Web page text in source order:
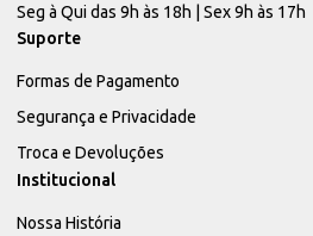
Seg à Qui das 9h às 18h | Sex 9h às 17h
Suporte
Formas de Pagamento
Segurança e Privacidade
Troca e Devoluções
Institucional
Nossa História